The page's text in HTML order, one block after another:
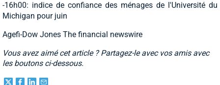
-16h00: indice de confiance des ménages de l'Université du
Michigan pour juin
Agefi-Dow Jones The financial newswire
Vous avez aimé cet article ? Partagez-le avec vos amis avec
les boutons ci-dessous.